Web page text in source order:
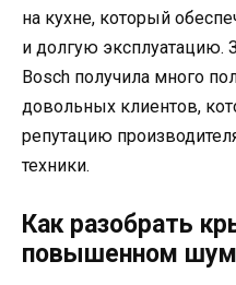
на кухне, который
и долгую эксплуатацию.
Bosch получила много
довольных клиентов,
репутацию
техники.
Как разобрать
повышенном